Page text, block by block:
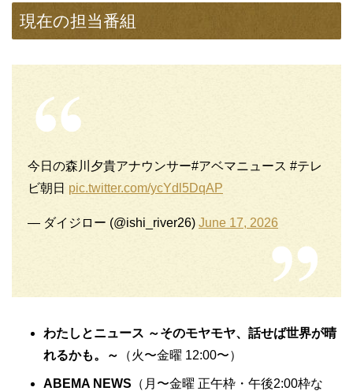
現在の担当番組
今日の森川夕貴アナウンサー#アベマニュース #テレ
ビ朝日 pic.twitter.com/ycYdl5DqAP
— ダイジロー (@ishi_river26) June 17, 2026
わたしとニュース ～そのモヤモヤ、話せば世界が晴
れるかも。～
（火〜金曜 12:00〜）
ABEMA NEWS （月〜金曜 正午枠・午後2:00枠な